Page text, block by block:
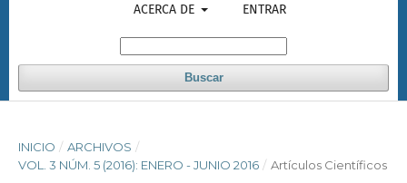
ACERCA DE ENTRAR
Buscar
INICIO / ARCHIVOS /
VOL. 3 NÚM. 5 (2016): ENERO - JUNIO 2016 / Artículos Científicos